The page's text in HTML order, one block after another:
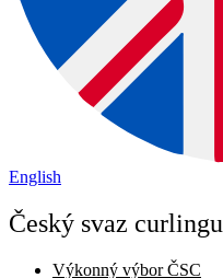
English
Český svaz curlingu
Výkonný výbor ČSC